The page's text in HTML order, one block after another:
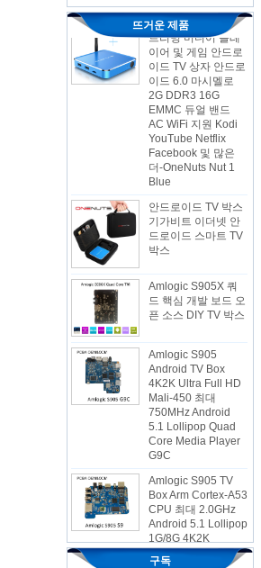
뜨거운 제품
2-in-1 옥타 코어 스
트리밍 미디어 플레
이어 및 게임 안드로
이드 TV 상자 안드로
이드 6.0 마시멜로
2G DDR3 16G
EMMC 듀얼 밴드
AC WiFi 지원 Kodi
YouTube Netflix
Facebook 및 많은
더-OneNuts Nut 1
Blue
기가비트 이더넷 안
드로이드 스마트 TV
박스
드 핵심 개발 보드 오
픈 소스 DIY TV 박스
Android TV Box
4K2K Ultra Full HD
Mali-450 최대
750MHz Android
5.1 Lollipop Quad
Core Media Player
G9C
Box Arm Cortex-A53
CPU 최대 2.0GHz
Android 5.1 Lollipop
1G/8G 4K2K
Android TV Box 미
디어 플레이어 S9
구독